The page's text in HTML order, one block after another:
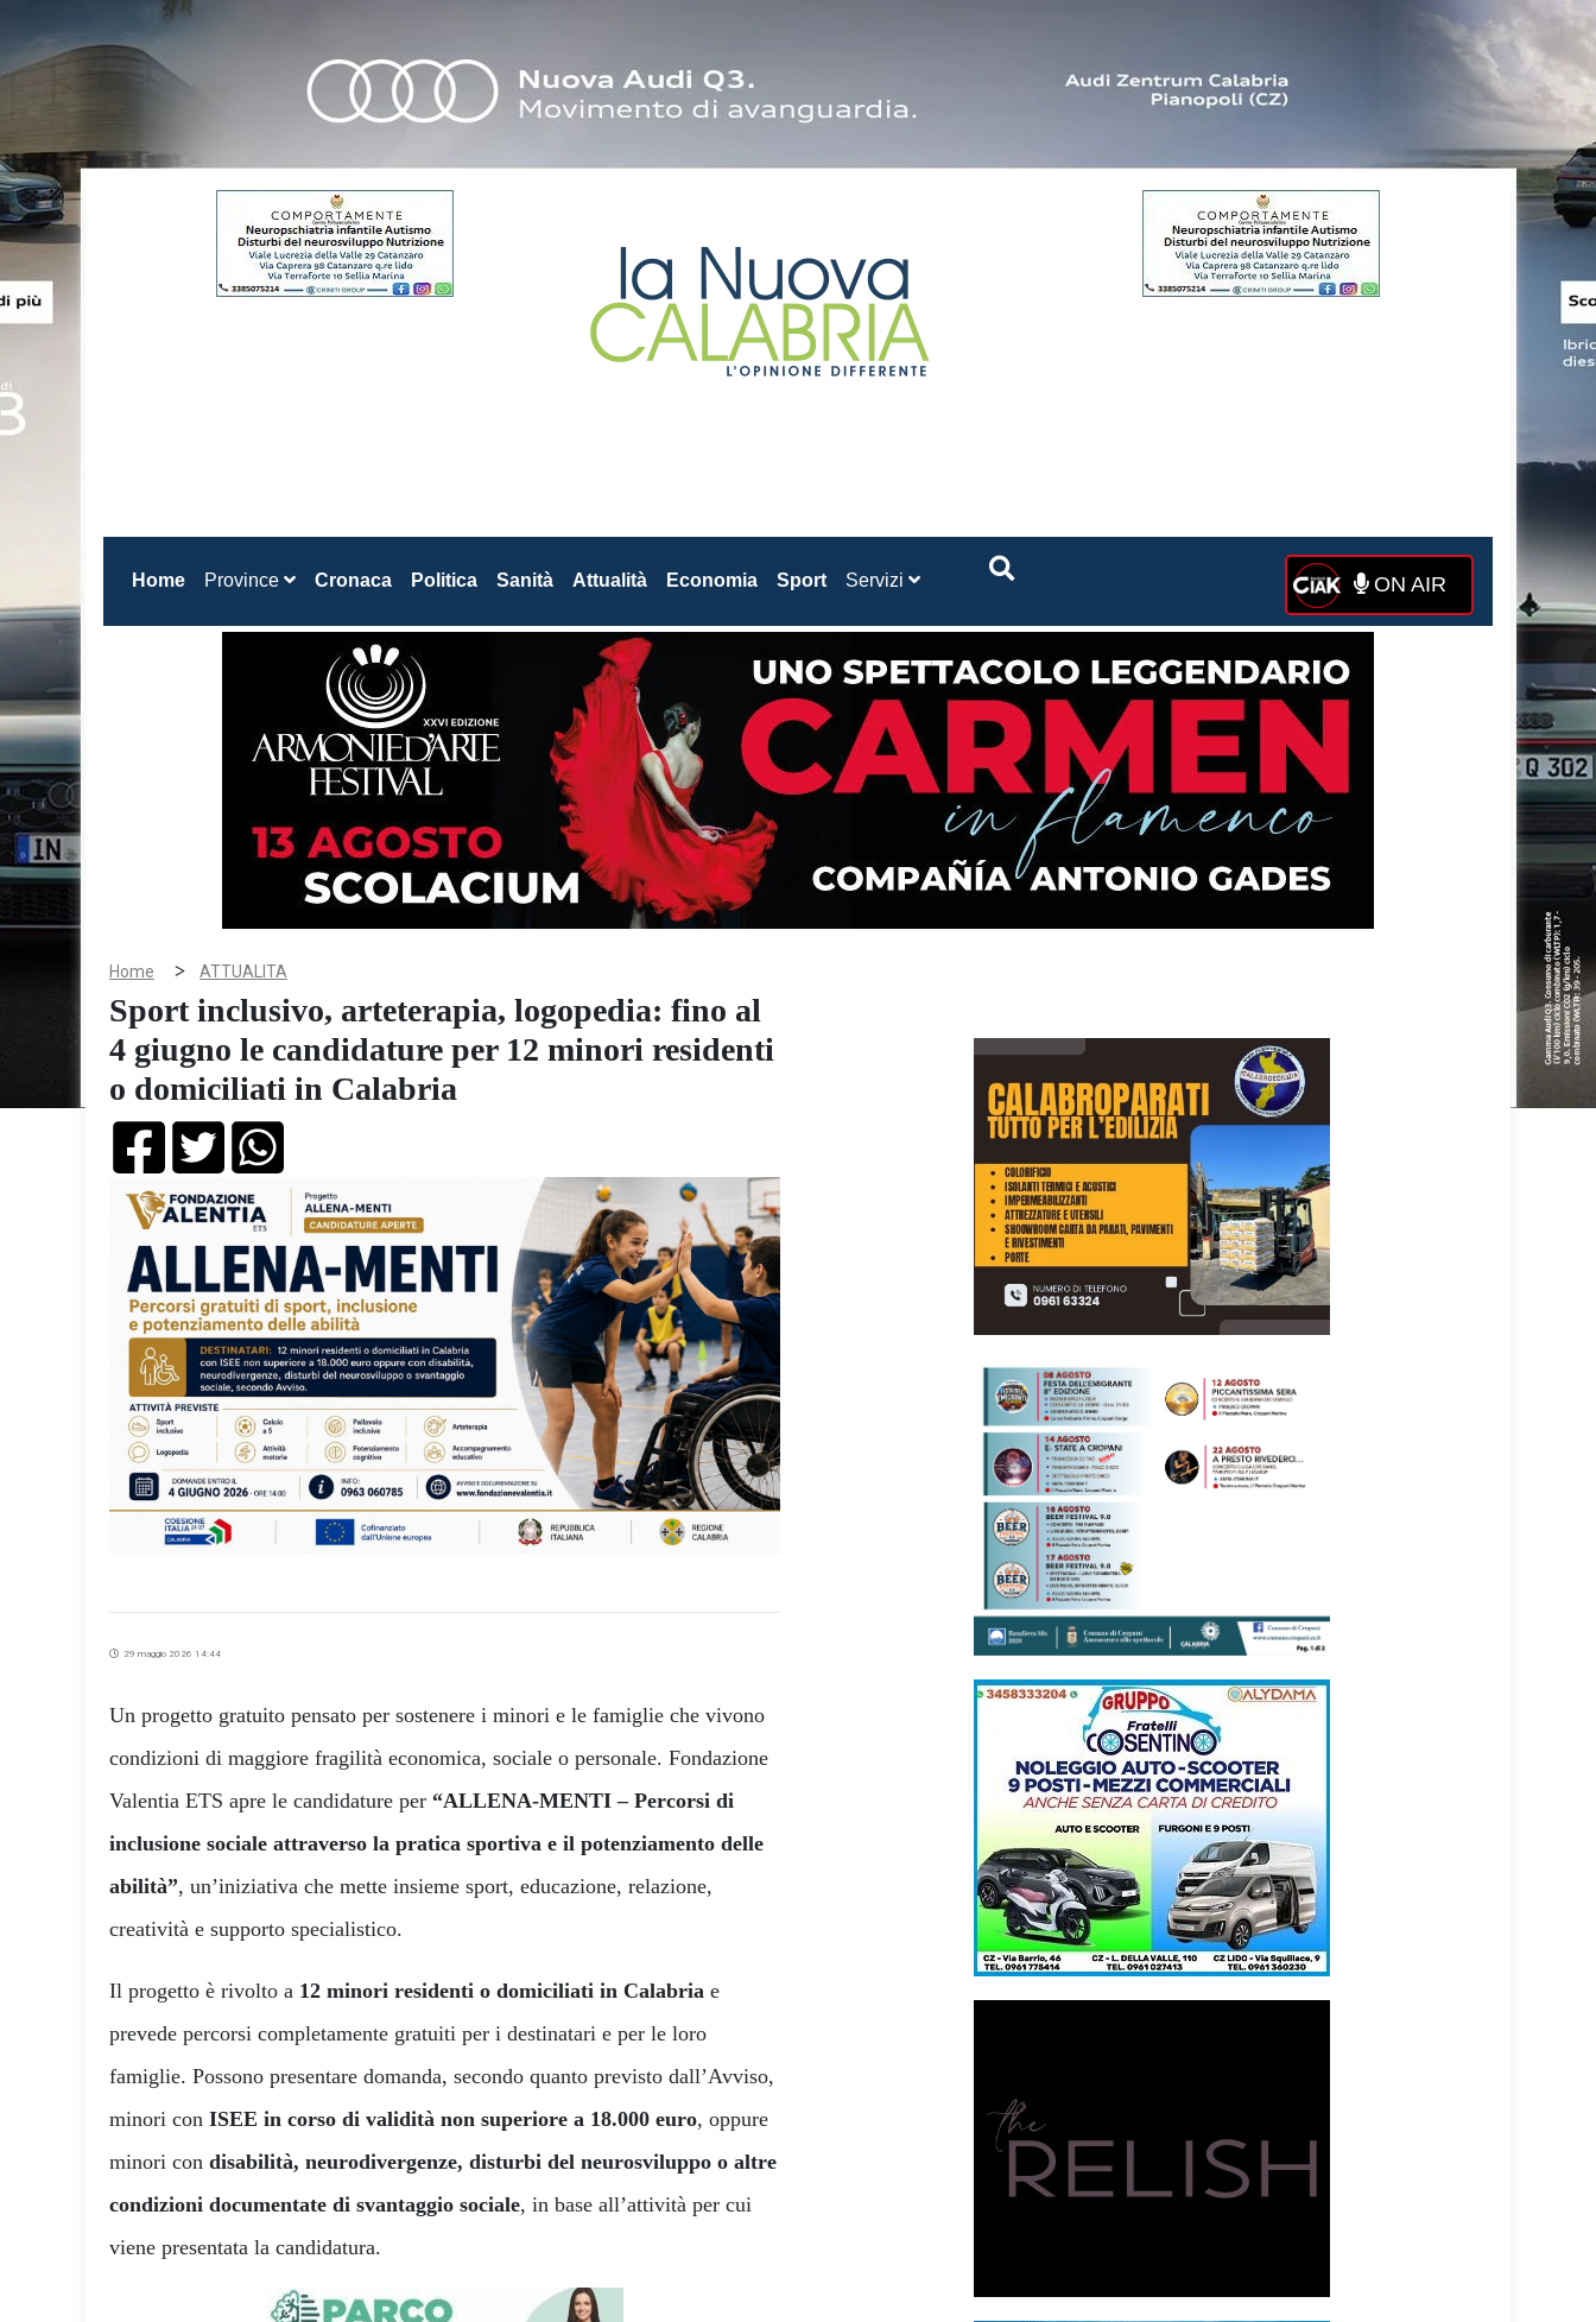
Home(current)
Province Cronaca Politica Sanità Attualità Economia Sport Servizi ON AIR
Home > ATTUALITA
Sport inclusivo, arteterapia, logopedia: fino al
4 giugno le candidature per 12 minori residenti
o domiciliati in Calabria
29 maggio 2026 14:44
Un progetto gratuito pensato per sostenere i minori e le famiglie che vivono
condizioni di maggiore fragilità economica, sociale o personale. Fondazione
Valentia ETS apre le candidature per “ALLENA-MENTI – Percorsi di
inclusione sociale attraverso la pratica sportiva e il potenziamento delle
abilità”, un’iniziativa che mette insieme sport, educazione, relazione,
creatività e supporto specialistico.
Il progetto è rivolto a 12 minori residenti o domiciliati in Calabria e
prevede percorsi completamente gratuiti per i destinatari e per le loro
famiglie. Possono presentare domanda, secondo quanto previsto dall’Avviso,
minori con ISEE in corso di validità non superiore a 18.000 euro, oppure
minori con disabilità, neurodivergenze, disturbi del neurosviluppo o altre
condizioni documentate di svantaggio sociale, in base all’attività per cui
viene presentata la candidatura.